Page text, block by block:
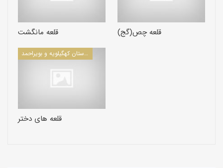
قلعه مانگشت قلعه چص(گج)
كاروانسراها و قلعه‌های استان کهگیلویه و بویراحمد
قلعه های دختر